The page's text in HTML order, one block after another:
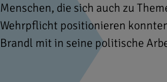
Menschen, die sich auch zu
Wehrpflicht positionieren
Brandl mit in seine politische